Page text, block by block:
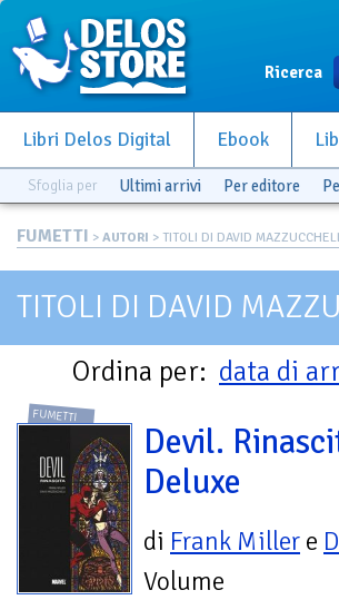
Ricerca
Libri Delos Digital Ebook
Sfoglia per Ultimi arrivi Per editore
FUMETTI > AUTORI > TITOLI DI DAVID
TITOLI DI DAVID
Ordina per: data di
FUMETTI
Devil.
Deluxe
di Frank Miller e
Volume